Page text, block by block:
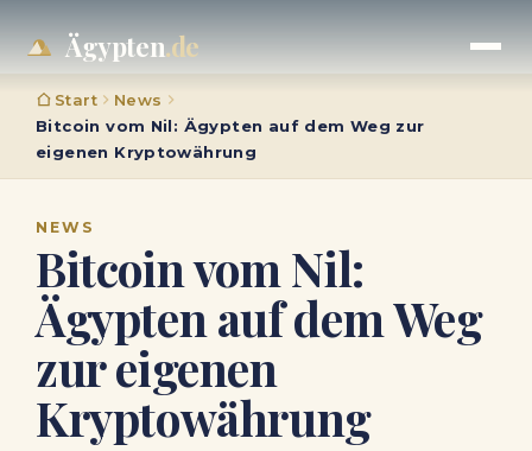
Ägypten.de
Start
News
Bitcoin vom Nil: Ägypten auf dem Weg zur
eigenen Kryptowährung
NEWS
Bitcoin vom Nil:
Ägypten auf dem Weg
zur eigenen
Kryptowährung